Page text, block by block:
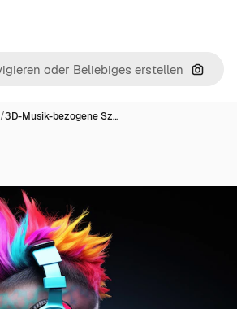
Nach
/3D-Musik-bezogene Sz…